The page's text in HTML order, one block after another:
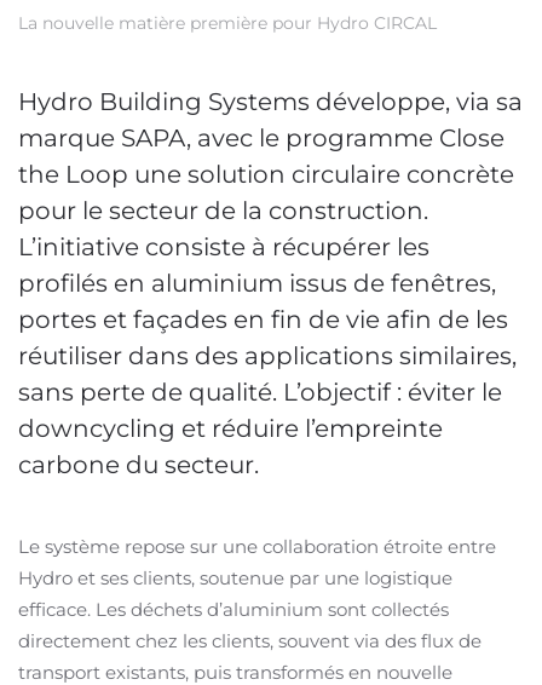
La nouvelle matière première pour Hydro CIRCAL
Hydro Building Systems développe, via sa
marque SAPA, avec le programme Close
the Loop une solution circulaire concrète
pour le secteur de la construction.
L’initiative consiste à récupérer les
profilés en aluminium issus de fenêtres,
portes et façades en fin de vie afin de les
réutiliser dans des applications similaires,
sans perte de qualité. L’objectif : éviter le
downcycling et réduire l’empreinte
carbone du secteur.
Le système repose sur une collaboration étroite entre
Hydro et ses clients, soutenue par une logistique
efficace. Les déchets d’aluminium sont collectés
directement chez les clients, souvent via des flux de
transport existants, puis transformés en nouvelle